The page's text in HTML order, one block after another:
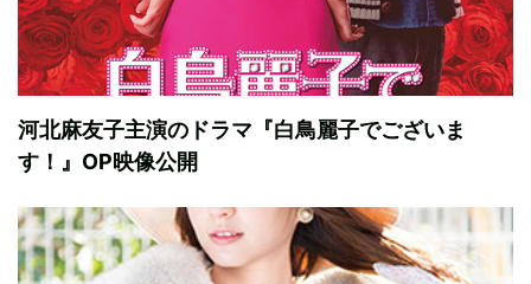
河北麻友子主演のドラマ『白鳥麗子でございま
す！』OP映像公開